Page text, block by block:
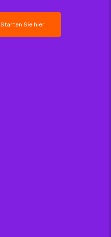
Starten Sie hier